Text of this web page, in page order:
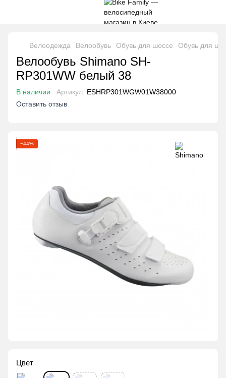
Велоодежда Велообувь Обувь для шоссе Обувь для
Велообувь Shimano SH-
RP301WW белый 38
В наличии Артикул: ESHRP301WGW01W38000
Оставить отзыв
−44%
Цвет